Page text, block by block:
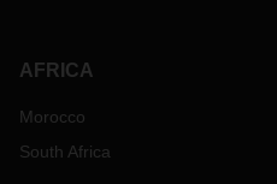
AFRICA
Morocco
South Africa